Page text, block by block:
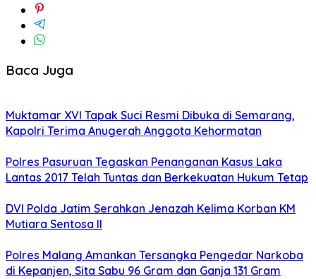
Baca Juga
Muktamar XVI Tapak Suci Resmi Dibuka di Semarang,
Kapolri Terima Anugerah Anggota Kehormatan
Polres Pasuruan Tegaskan Penanganan Kasus Laka
Lantas 2017 Telah Tuntas dan Berkekuatan Hukum Tetap
DVI Polda Jatim Serahkan Jenazah Kelima Korban KM
Mutiara Sentosa II
Polres Malang Amankan Tersangka Pengedar Narkoba
di Kepanjen, Sita Sabu 96 Gram dan Ganja 131 Gram